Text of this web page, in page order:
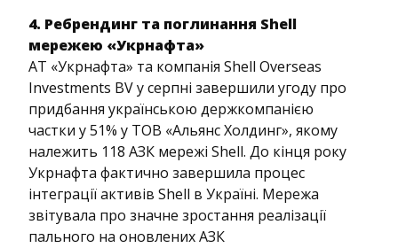
4. Ребрендинг та поглинання Shell
мережею «Укрнафта»
АТ «Укрнафта» та компанія Shell Overseas
Investments BV у серпні завершили угоду про
придбання українською держкомпанією
частки у 51% у ТОВ «Альянс Холдинг», якому
належить 118 АЗК мережі Shell. До кінця року
Укрнафта фактично завершила процес
інтеграції активів Shell в Україні. Мережа
звітувала про значне зростання реалізації
пального на оновлених АЗК